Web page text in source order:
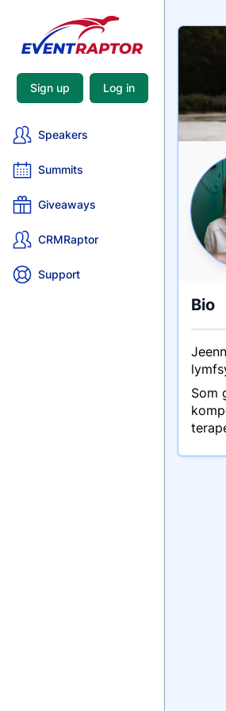
Sign up Log in
Speakers
Summits
Giveaways
CRMRaptor
Support
Bio
Som